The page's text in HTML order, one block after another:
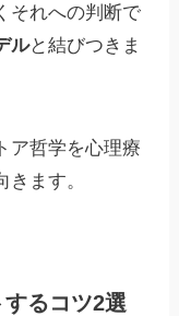
それへの判断で
ルと結びつきま
ア哲学を心理療
ます。
るコツ2選